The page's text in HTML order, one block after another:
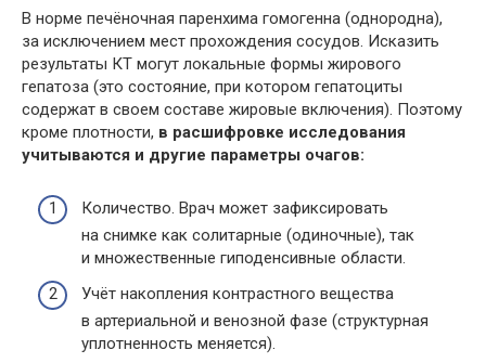
В норме печёночная паренхима гомогенна (однородна),
за исключением мест прохождения сосудов. Исказить
результаты КТ могут локальные формы жирового
гепатоза (это состояние, при котором гепатоциты
содержат в своем составе жировые включения). Поэтому
кроме плотности, в расшифровке исследования
учитываются и другие параметры очагов:
Количество. Врач может зафиксировать
на снимке как солитарные (одиночные), так
и множественные гиподенсивные области.
Учёт накопления контрастного вещества
в артериальной и венозной фазе (структурная
уплотненность меняется).